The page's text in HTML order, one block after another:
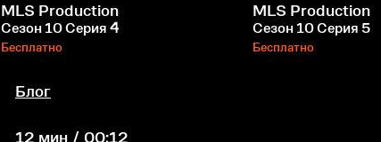
MLS Production
Сезон 10 Серия 4
Бесплатно
MLS Production
Сезон 10 Серия 5
Бесплатно
Блог
12 мин / 00:12